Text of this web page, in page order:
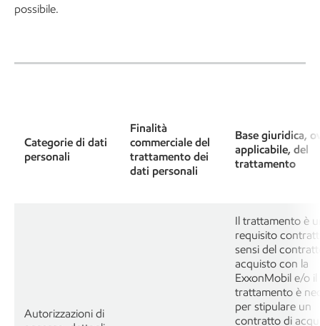
possibile.
Categorie di dati
personali
Finalità
commerciale del
trattamento dei
dati personali
Base giuridica,
applicabile, del
trattamento
Autorizzazioni di
Il trattamento è
requisito
sensi del
acquisto con la
ExxonMobil e/o il
trattamento è
per stipulare un
contratto di